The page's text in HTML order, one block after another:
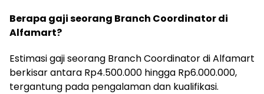
Berapa gaji seorang Branch Coordinator di
Alfamart?
Estimasi gaji seorang Branch Coordinator di Alfamart
berkisar antara Rp4.500.000 hingga Rp6.000.000,
tergantung pada pengalaman dan kualifikasi.